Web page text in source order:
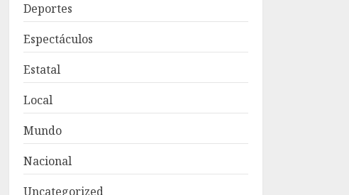
Deportes
Espectáculos
Estatal
Local
Mundo
Nacional
Uncategorized